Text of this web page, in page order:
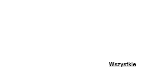
Wszystkie